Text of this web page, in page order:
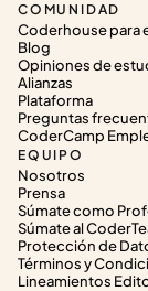
COMUNIDAD
Coderhouse para
Blog
Opiniones de
Alianzas
Plataforma
Preguntas
CoderCamp
EQUIPO
Nosotros
Prensa
Súmate como
Súmate al
Protección de
Términos y
Lineamientos